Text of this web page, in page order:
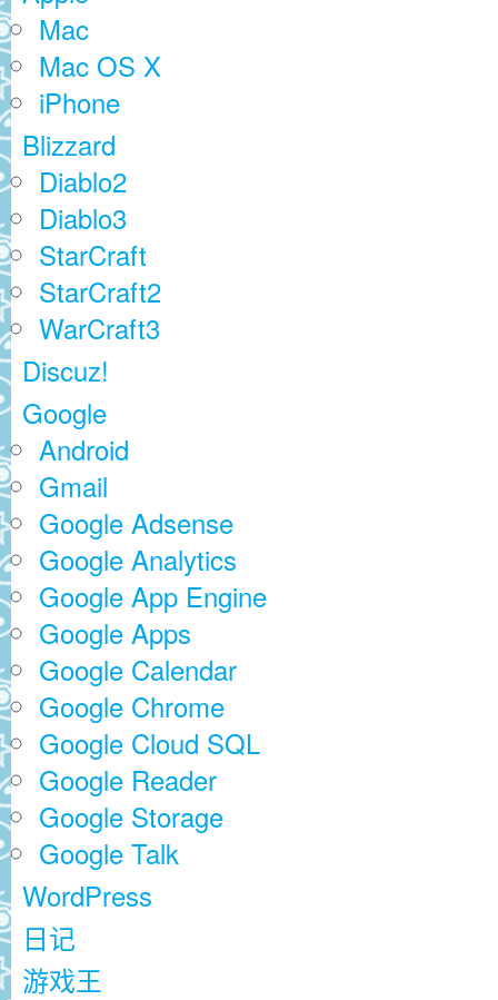
Mac
Mac OS X
iPhone
Blizzard
Diablo2
Diablo3
StarCraft
StarCraft2
WarCraft3
Discuz!
Google
Android
Gmail
Google Adsense
Google Analytics
Google App Engine
Google Apps
Google Calendar
Google Chrome
Google Cloud SQL
Google Reader
Google Storage
Google Talk
WordPress
日记
游戏王